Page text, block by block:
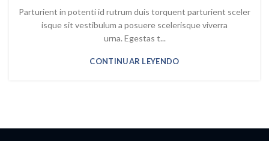
Parturient in potenti id rutrum duis torquent parturient sceler
isque sit vestibulum a posuere scelerisque viverra
urna. Egestas t...
CONTINUAR LEYENDO